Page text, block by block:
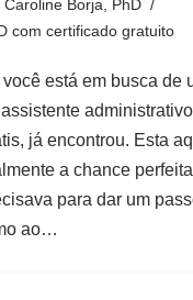
Caroline Borja, PhD
com certificado gratuito
você está em busca de
já encontrou. Esta
a chance
para dar um
ao…